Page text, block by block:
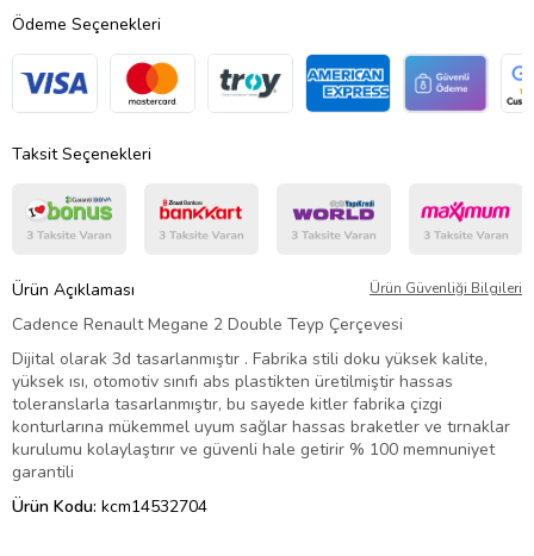
Ödeme Seçenekleri
Taksit Seçenekleri
Ürün Açıklaması Ürün Güvenliği Bilgileri
Cadence Renault Megane 2 Double Teyp Çerçevesi
Dijital olarak 3d tasarlanmıştır . Fabrika stili doku yüksek kalite,
yüksek ısı, otomotiv sınıfı abs plastikten üretilmiştir hassas
toleranslarla tasarlanmıştır, bu sayede kitler fabrika çizgi
konturlarına mükemmel uyum sağlar hassas braketler ve tırnaklar
kurulumu kolaylaştırır ve güvenli hale getirir % 100 memnuniyet
garantili
Ürün Kodu: kcm14532704